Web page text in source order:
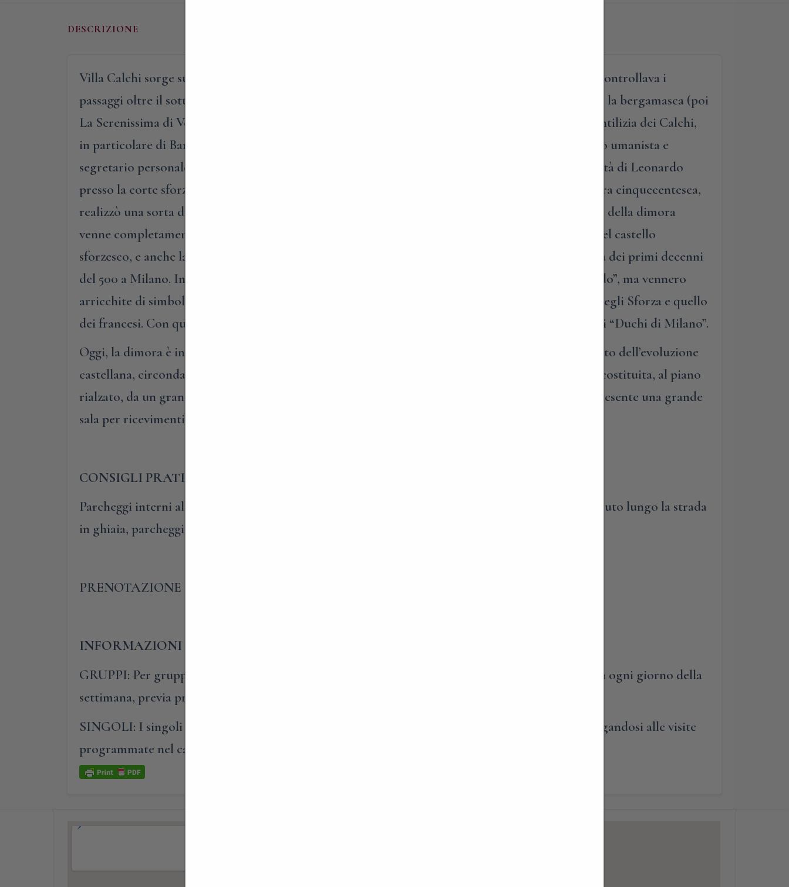
DESCRIZIONE
Villa Calchi sorge sulle spoglie di un antichissimo castello della famiglia Calchi, che dalla collina controllava i
passaggi oltre il sottostante fiume Adda, vero e proprio confine naturale tra il Ducato di Milano e la bergamasca (poi
La Serenissima di Venezia). Con il passare del tempo, la struttura fortificata divenne la dimora gentilizia dei Calchi,
in particolare di Bartolomeo Calchi, uomo di stato del Ducato di Milano. Quest’ultimo, coltissimo umanista e
segretario personale di Ludovico il Moro, probabilmente fu il funzionario che organizzò l’ospitalità di Leonardo
presso la corte sforzesca. E nell’attuale struttura di villa Calchi, organizzata come una tipica dimora cinquecentesca,
realizzò una sorta di “accademia”, dove incontrare i letterati dell’epoca. Infatti, il salone principale della dimora
venne completamente affrescato con temi bramanteschi e leonardeschi, simili alla sala delle assi del castello
sforzesco, e anche la sala laterale fu arricchita da decorazioni e simboli della cultura socio-politica dei primi decenni
del 500 a Milano. In queste sale, non solo vennero ripresi i temi classici del “rinascimento lombardo”, ma vennero
arricchite di simboli volti a spiegare il momento politico complesso e l’alternanza tra il dominio degli Sforza e quello
dei francesi. Con queste immagini, i Calchi criticavano i francesi e si auguravano il ritorno dei veri “Duchi di Milano”.
Oggi, la dimora è inserita all’interno del piccolissimo borgo della località Vescogna, anch’esso frutto dell’evoluzione
castellana, circondata da vigneti e con una meravigliosa vista sul lago di Sartirana. La struttura è costituita, al piano
rialzato, da un grande salone e da una serie di salette laterali, mentre al piano terra/interrato, è presente una grande
sala per ricevimenti e l’originale cucina/dispensa in mattoni.
CONSIGLI PRATICI
Parcheggi interni alla proprietà, ingresso con le auto da Via Principe Falcò 50 a Merate. Salire in auto lungo la strada
in ghiaia, parcheggiare vicino alla biglietteria.
PRENOTAZIONE OBBLIGATORIA ENTRO VENERDI’ 7 MARZO ORE 12
INFORMAZIONI E PRENOTAZIONI. COME PARTECIPARE?
GRUPPI: Per gruppi composti da almeno 15 persone, la visita può essere effettuata tutto l’anno, in ogni giorno della
settimana, previa prenotazione.
SINGOLI: I singoli o i piccoli gruppi costituiti da meno di 14 persone, possono partecipare aggregandosi alle visite
programmate nel calendario-eventi